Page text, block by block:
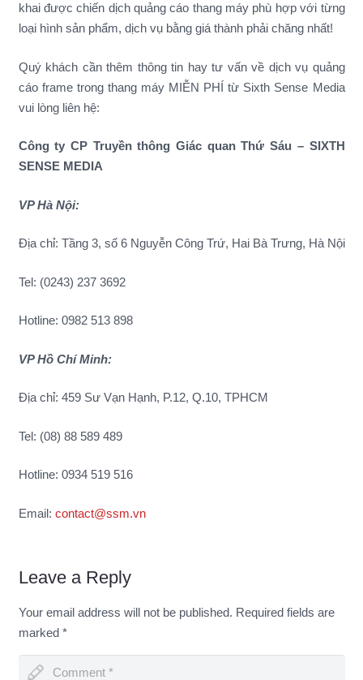
khai được chiến dịch quảng cáo thang máy phù hợp với từng
loại hình sản phẩm, dịch vụ bằng giá thành phải chăng nhất!
Quý khách cần thêm thông tin hay tư vấn về dịch vụ quảng
cáo frame trong thang máy MIỄN PHÍ từ Sixth Sense Media
vui lòng liên hệ:
Công ty CP Truyền thông Giác quan Thứ Sáu – SIXTH
SENSE MEDIA
VP Hà Nội:
Địa chỉ: Tầng 3, số 6 Nguyễn Công Trứ, Hai Bà Trưng, Hà Nội
Tel: (0243) 237 3692
Hotline: 0982 513 898
VP Hồ Chí Minh:
Địa chỉ: 459 Sư Vạn Hạnh, P.12, Q.10, TPHCM
Tel: (08) 88 589 489
Hotline: 0934 519 516
Email: contact@ssm.vn
Leave a Reply
Your email address will not be published. Required fields are
marked *